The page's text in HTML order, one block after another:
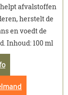
afvalstoffen
herstelt de
en voedt de
Inhoud: 100 ml